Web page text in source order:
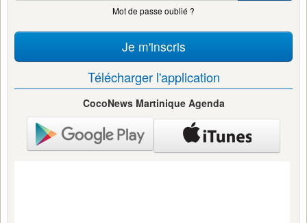
Mot de passe oublié ?
Je m'inscris
Télécharger l'application
CocoNews Martinique Agenda